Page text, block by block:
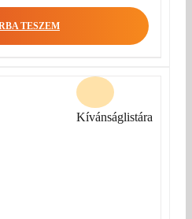
TESZEM
Kívánságlistára